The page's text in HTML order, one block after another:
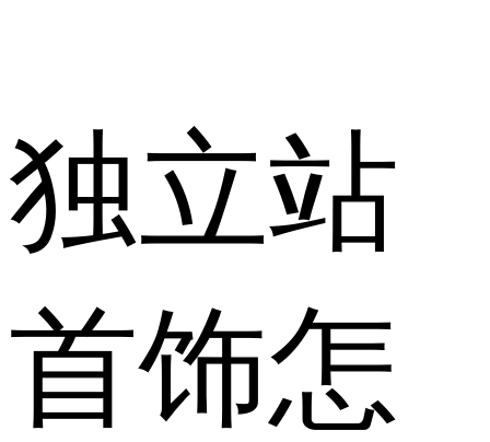
独立站
首饰怎